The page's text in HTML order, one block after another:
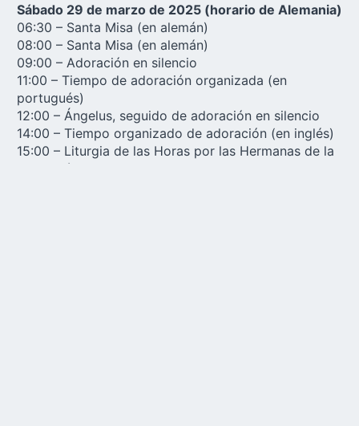
Sábado 29 de marzo de 2025 (horario de Alemania)
06:30 – Santa Misa (en alemán)
08:00 – Santa Misa (en alemán)
09:00 – Adoración en silencio
11:00 – Tiempo de adoración organizada (en
portugués)
12:00 – Ángelus, seguido de adoración en silencio
14:00 – Tiempo organizado de adoración (en inglés)
15:00 – Liturgia de las Horas por las Hermanas de la
Adoración